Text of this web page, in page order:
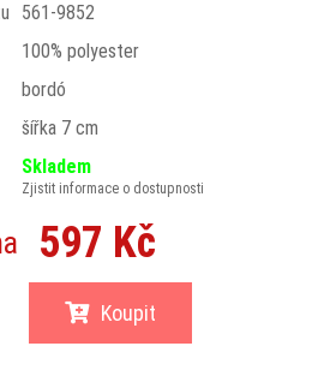
561-9852
100% polyester
bordó
šířka 7 cm
Skladem
Zjistit informace o dostupnosti
597 Kč
Koupit